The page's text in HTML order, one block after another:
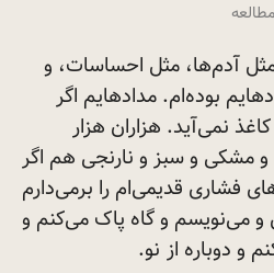
آدم‌ها، مثل احساسات، و
بوده‌ام. مدادهایم اگر
نمی‌آید. هزاران هزار
مشکی و سبز و نارنجی هم اگر
فشاری قدیمی‌ام را برمی‌دارم
می‌نویسم و گاه پاک می‌کنم و
و دوباره از نو.